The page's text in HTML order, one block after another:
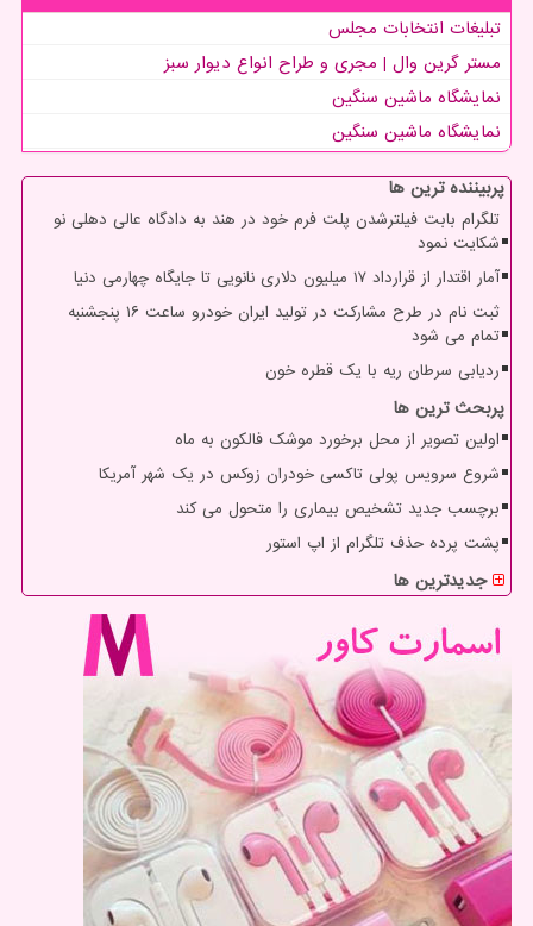
تبلیغات انتخابات مجلس
مستر گرین وال | مجری و طراح انواع دیوار سبز
نمایشگاه ماشین سنگین
نمایشگاه ماشین سنگین
پربیننده ترین ها
تلگرام بابت فیلترشدن پلت فرم خود در هند به دادگاه عالی دهلی نو
شکایت نمود
آمار اقتدار از قرارداد ۱۷ میلیون دلاری نانویی تا جایگاه چهارمی دنیا
ثبت نام در طرح مشارکت در تولید ایران خودرو ساعت ۱۶ پنجشنبه
تمام می شود
ردیابی سرطان ریه با یک قطره خون
پربحث ترین ها
اولین تصویر از محل برخورد موشک فالکون به ماه
شروع سرویس پولی تاکسی خودران زوکس در یک شهر آمریکا
برچسب جدید تشخیص بیماری را متحول می کند
پشت پرده حذف تلگرام از اپ استور
جدیدترین ها